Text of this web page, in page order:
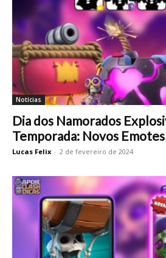
Notícias
Dia dos Namorados
Temporada: Novos
Lucas Felix - 2 de fevereiro de 2024